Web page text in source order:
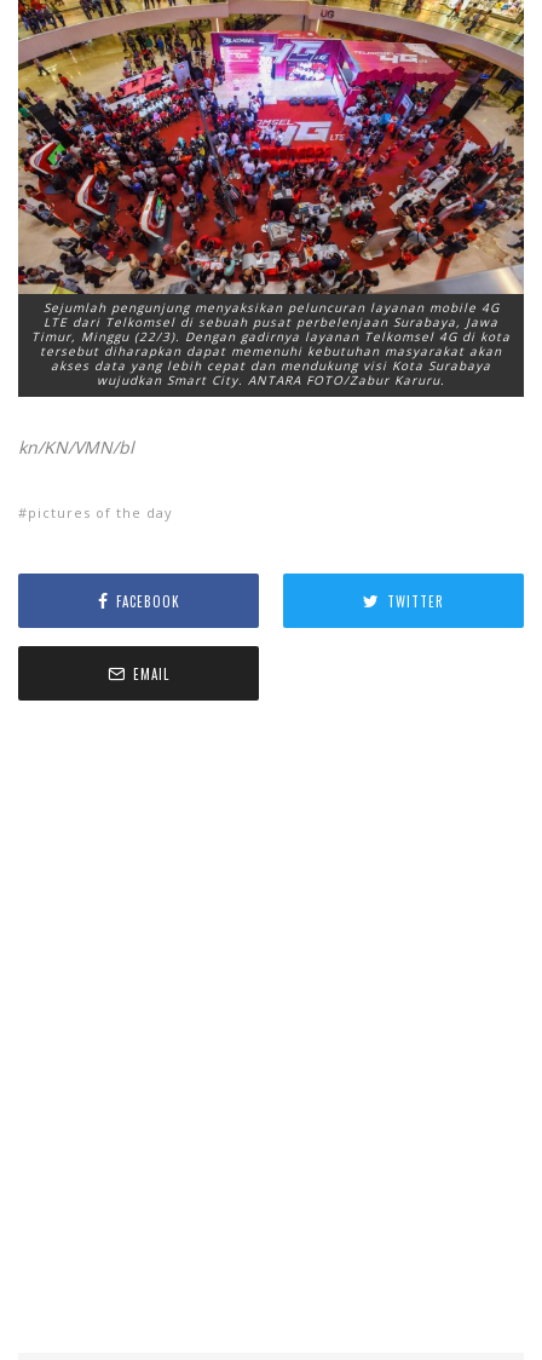
Sejumlah pengunjung menyaksikan peluncuran layanan mobile 4G
LTE dari Telkomsel di sebuah pusat perbelenjaan Surabaya, Jawa
Timur, Minggu (22/3). Dengan gadirnya layanan Telkomsel 4G di kota
tersebut diharapkan dapat memenuhi kebutuhan masyarakat akan
akses data yang lebih cepat dan mendukung visi Kota Surabaya
wujudkan Smart City. ANTARA FOTO/Zabur Karuru.
kn/KN/VMN/bl
pictures of the day
FACEBOOK TWITTER
EMAIL